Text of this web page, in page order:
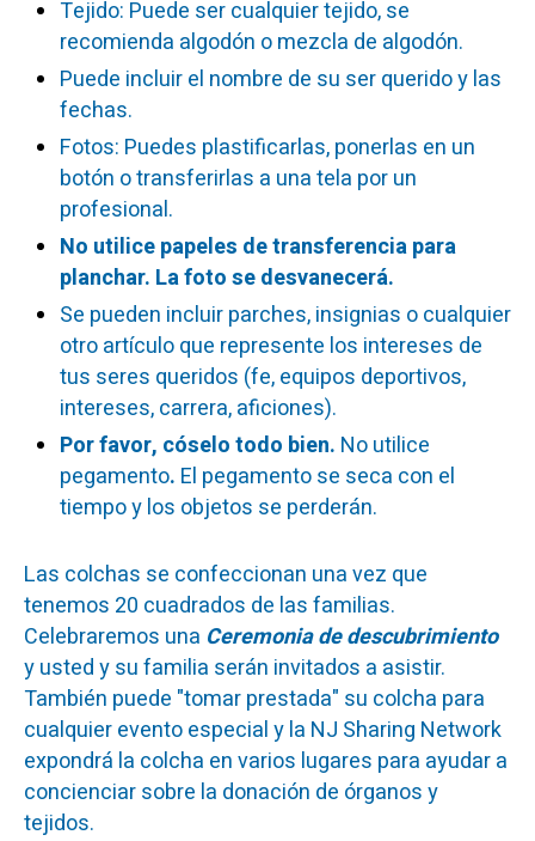
Tejido: Puede ser cualquier tejido, se
recomienda algodón o mezcla de algodón.
Puede incluir el nombre de su ser querido y las
fechas.
Fotos: Puedes plastificarlas, ponerlas en un
botón o transferirlas a una tela por un
profesional.
No utilice papeles de transferencia para
planchar. La foto se desvanecerá.
Se pueden incluir parches, insignias o cualquier
otro artículo que represente los intereses de
tus seres queridos (fe, equipos deportivos,
intereses, carrera, aficiones).
Por favor, cóselo todo bien. No utilice
pegamento. El pegamento se seca con el
tiempo y los objetos se perderán.
Las colchas se confeccionan una vez que
tenemos 20 cuadrados de las familias.
Celebraremos una Ceremonia de descubrimiento
y usted y su familia serán invitados a asistir.
También puede "tomar prestada" su colcha para
cualquier evento especial y la NJ Sharing Network
expondrá la colcha en varios lugares para ayudar a
concienciar sobre la donación de órganos y
tejidos.